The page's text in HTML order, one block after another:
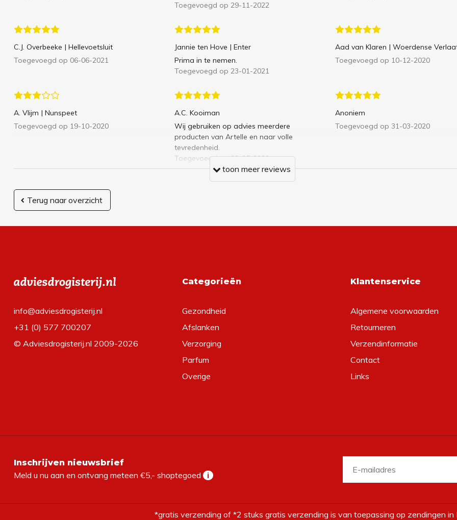
Toegevoegd op 29-11-2022
C.J. Overbeeke | Hellevoetsluit
Toegevoegd op 06-06-2021
Jannie ten Hove | Enter
Prima in te nemen.
Toegevoegd op 23-01-2021
Aad van Klaren | Woerdense
Toegevoegd op 10-12-2020
A. Vlijm | Nunspeet
Toegevoegd op 19-10-2020
A.C. Kooiman
Wij gebruiken op advies meerdere
producten van Artelle en naar volle
tevredenheid.
Toegevoegd op 02-05-2020
Anoniem
Toegevoegd op 31-03-2020
toon meer reviews
Terug naar overzicht
info@adviesdrogisterij.nl
+31 (0) 577 700207
© Adviesdrogisterij.nl 2009-2026
Categorieën
Gezondheid
Afslanken
Verzorging
Parfum
Overige
Klantenservice
Algemene voorwaarden
Retourneren
Verzendinformatie
Contact
Links
Inschrijven nieuwsbrief
Meld u nu aan en ontvang meteen €5,- shoptegoed i
*gratis verzending of *2 stuks gratis verzending is van toepassing op zendingen in